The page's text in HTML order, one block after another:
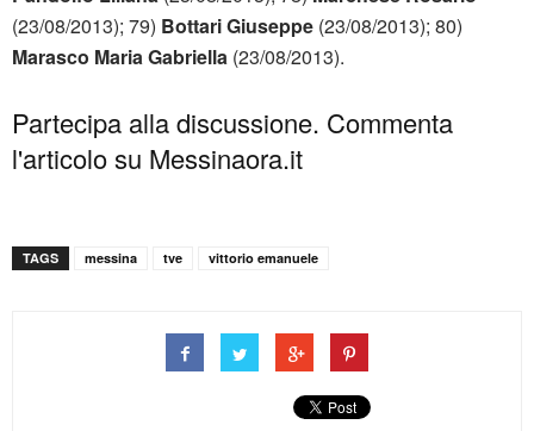
(23/08/2013); 79) Bottari Giuseppe (23/08/2013); 80)
Marasco Maria Gabriella (23/08/2013).
Partecipa alla discussione. Commenta
l'articolo su Messinaora.it
TAGS messina tve vittorio emanuele